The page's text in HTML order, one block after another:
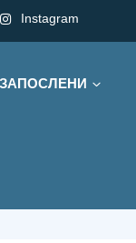
Instagram
ЗАПОСЛЕНИ